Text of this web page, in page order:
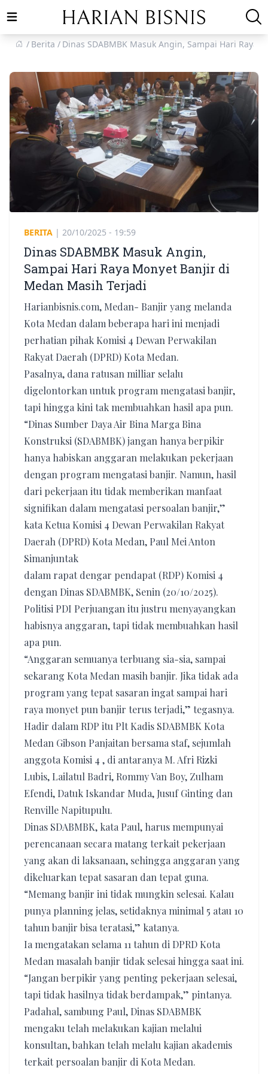
Open main menu
Berita
Dinas SDABMBK Masuk Angin, Sampai Hari Raya
BERITA | 20/10/2025 - 19:59
Dinas SDABMBK Masuk Angin,
Sampai Hari Raya Monyet Banjir di
Medan Masih Terjadi
Harianbisnis.com, Medan- Banjir yang melanda
Kota Medan dalam beberapa hari ini menjadi
perhatian pihak Komisi 4 Dewan Perwakilan
Rakyat Daerah (DPRD) Kota Medan.
Pasalnya, dana ratusan milliar selalu
digelontorkan untuk program mengatasi banjir,
tapi hingga kini tak membuahkan hasil apa pun.
“Dinas Sumber Daya Air Bina Marga Bina
Konstruksi (SDABMBK) jangan hanya berpikir
hanya habiskan anggaran melakukan pekerjaan
dengan program mengatasi banjir. Namun, hasil
dari pekerjaan itu tidak memberikan manfaat
signifikan dalam mengatasi persoalan banjir,”
kata Ketua Komisi 4 Dewan Perwakilan Rakyat
Daerah (DPRD) Kota Medan, Paul Mei Anton
Simanjuntak
dalam rapat dengar pendapat (RDP) Komisi 4
dengan Dinas SDABMBK, Senin (20/10/2025).
Politisi PDI Perjuangan itu justru menyayangkan
habisnya anggaran, tapi tidak membuahkan hasil
apa pun.
“Anggaran semuanya terbuang sia-sia, sampai
sekarang Kota Medan masih banjir. Jika tidak ada
program yang tepat sasaran ingat sampai hari
raya monyet pun banjir terus terjadi,” tegasnya.
Hadir dalam RDP itu Plt Kadis SDABMBK Kota
Medan Gibson Panjaitan bersama staf, sejumlah
anggota Komisi 4 , di antaranya M. Afri Rizki
Lubis, Lailatul Badri, Rommy Van Boy, Zulham
Efendi, Datuk Iskandar Muda, Jusuf Ginting dan
Renville Napitupulu.
Dinas SDABMBK, kata Paul, harus mempunyai
perencanaan secara matang terkait pekerjaan
yang akan di laksanaan, sehingga anggaran yang
dikeluarkan tepat sasaran dan tepat guna.
“Memang banjir ini tidak mungkin selesai. Kalau
punya planning jelas, setidaknya minimal 5 atau 10
tahun banjir bisa teratasi,” katanya.
Ia mengatakan selama 11 tahun di DPRD Kota
Medan masalah banjir tidak selesai hingga saat ini.
“Jangan berpikir yang penting pekerjaan selesai,
tapi tidak hasilnya tidak berdampak,” pintanya.
Padahal, sambung Paul, Dinas SDABMBK
mengaku telah melakukan kajian melalui
konsultan, bahkan telah melalu kajian akademis
terkait persoalan banjir di Kota Medan.